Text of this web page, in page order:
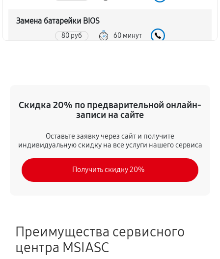
Замена батарейки BIOS
80 руб 60 минут
Скидка 20% по предварительной онлайн-
записи на сайте
Оставьте заявку через сайт и получите
индивидуальную скидку на все услуги нашего сервиса
Получить скидку 20%
Преимущества сервисного
центра MSIASC